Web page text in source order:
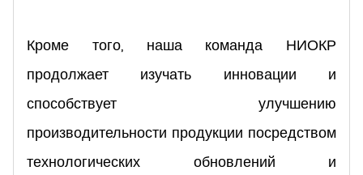
Кроме того, наша команда НИОКР
продолжает изучать инновации и
способствует улучшению
производительности продукции посредством
технологических обновлений и